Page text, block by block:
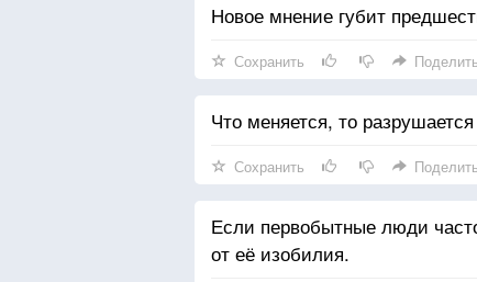
Новое мнение губит
Сохранить
Что меняется, то
Сохранить
Если первобытные люди
от её изобилия.